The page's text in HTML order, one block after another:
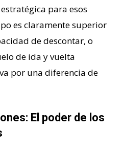
para esos
es claramente superior
de descontar, o
de ida y vuelta
por una diferencia de
El poder de los